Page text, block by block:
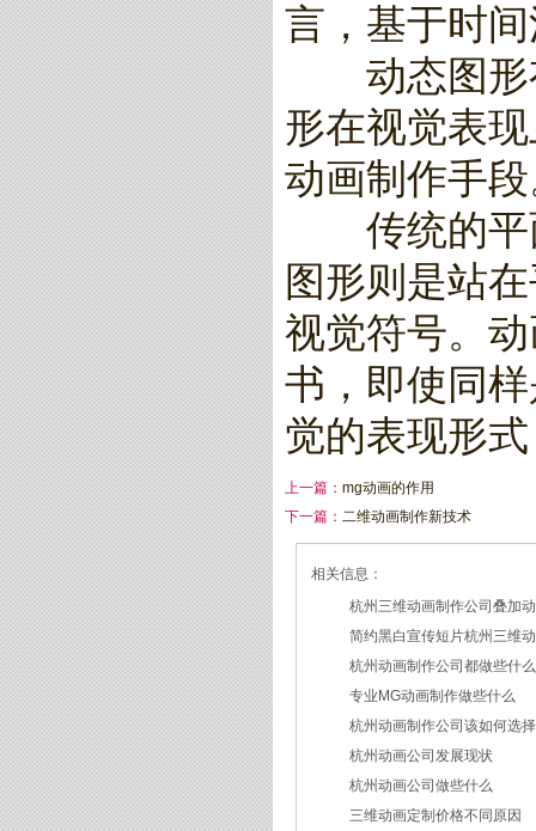
言，基于时
动态图形有
形在视觉表
动画制作手
传统的平面
图形则是站
视觉符号。
书，即使同
觉的表现形
上一篇： mg动画的作用
下一篇： 二维动画制作新技术
相关信息：
杭州三维动画制作公司叠加
2026/07/27
简约黑白宣传短片杭州三维
2026/07/23
杭州动画制作公司都做些什
2026/03/18
专业MG动画制作做些什么
2026/03/16
杭州动画制作公司该如何选择
2026/03/05
杭州动画公司发展现状
2026/03/03
杭州动画公司做些什么
2026/02/28
三维动画定制价格不同原因